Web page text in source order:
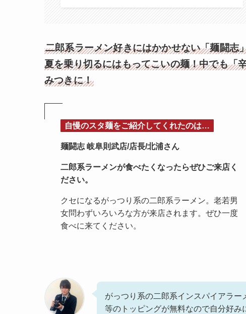
二郎系ラーメン好きにはかかせない「麺闘志
夏を乗り切るにはもってこいの麺！中でも「
みつきに！
自慢のスタ麺をご紹介してくれたのは…
麺闘志 岐阜則武店/店長/北浦さん
二郎系ラーメンが食べたくなったらぜひご来店く
ださい。
クセになるがっつり系の二郎系ラーメン。老若男
女問わずいろいろな方が来店されます。ぜひ一度
食べに来てください。
がっつり系の二郎系インスパイアラー
等のトッピングが無料なので自分好み